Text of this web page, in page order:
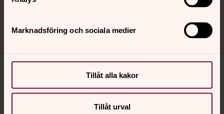
Marknadsföring och sociala medier
Tillåt alla kakor
Tillåt urval
Hitta snabbt
Sociala kanaler